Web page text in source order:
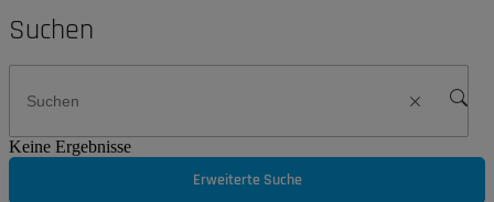
Suchen
Keine Ergebnisse
Erweiterte Suche